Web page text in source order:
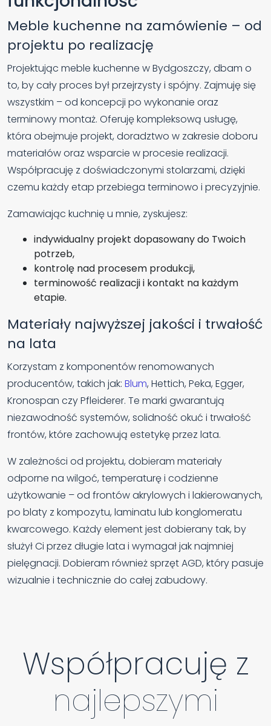
Meble kuchenne na zamówienie – od
projektu po realizację
Projektując meble kuchenne w Bydgoszczy, dbam o
to, by cały proces był przejrzysty i spójny. Zajmuję się
wszystkim – od koncepcji po wykonanie oraz
terminowy montaż. Oferuję kompleksową usługę,
która obejmuje projekt, doradztwo w zakresie doboru
materiałów oraz wsparcie w procesie realizacji.
Współpracuję z doświadczonymi stolarzami, dzięki
czemu każdy etap przebiega terminowo i precyzyjnie.
Zamawiając kuchnię u mnie, zyskujesz:
indywidualny projekt dopasowany do Twoich
potrzeb,
kontrolę nad procesem produkcji,
terminowość realizacji i kontakt na każdym
etapie.
Materiały najwyższej jakości i trwałość
na lata
Korzystam z komponentów renomowanych
producentów, takich jak: Blum, Hettich, Peka, Egger,
Kronospan czy Pfleiderer. Te marki gwarantują
niezawodność systemów, solidność okuć i trwałość
frontów, które zachowują estetykę przez lata.
W zależności od projektu, dobieram materiały
odporne na wilgoć, temperaturę i codzienne
użytkowanie – od frontów akrylowych i lakierowanych,
po blaty z kompozytu, laminatu lub konglomeratu
kwarcowego. Każdy element jest dobierany tak, by
służył Ci przez długie lata i wymagał jak najmniej
pielęgnacji. Dobieram również sprzęt AGD, który pasuje
wizualnie i technicznie do całej zabudowy.
Współpracuję z
najlepszymi